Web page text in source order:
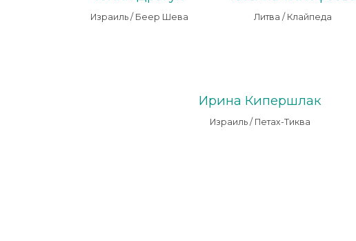
Израиль / Беер Шева Литва / Клайпеда
Ирина Кипершлак
Израиль / Петах-Тиква